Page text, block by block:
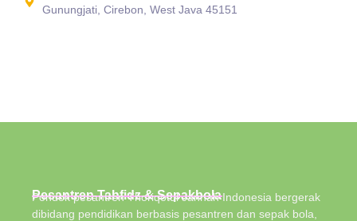
Gunungjati, Cirebon, West Java 45151
Pesantren Tahfidz & Sepakbola
Pondok pesantren Thoriqotul Jannah Indonesia bergerak
dibidang pendidikan berbasis pesantren dan sepak bola,